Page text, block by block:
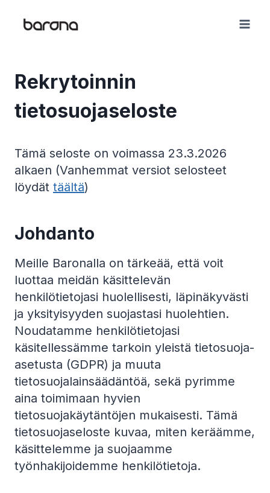
Rekrytoinnin
tietosuojaseloste
Tämä seloste on voimassa 23.3.2026
alkaen (Vanhemmat versiot selosteet
löydät täältä)
Johdanto
Meille Baronalla on tärkeää, että voit
luottaa meidän käsittelevän
henkilötietojasi huolellisesti, läpinäkyvästi
ja yksityisyyden suojastasi huolehtien.
Noudatamme henkilötietojasi
käsitellessämme tarkoin yleistä tietosuoja-
asetusta (GDPR) ja muuta
tietosuojalainsäädäntöä, sekä pyrimme
aina toimimaan hyvien
tietosuojakäytäntöjen mukaisesti. Tämä
tietosuojaseloste kuvaa, miten keräämme,
käsittelemme ja suojaamme
työnhakijoidemme henkilötietoja.